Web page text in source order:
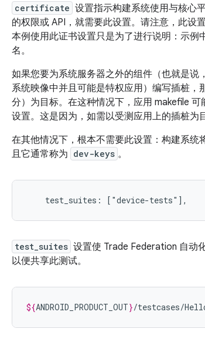
certificate 设置指示构建系统使用与核心
的权限或 API，就需要此设置。请注意，此设
本例使用此证书设置只是为了进行说明：示例
名。
如果您要为系统服务器之外的组件（也就是说
系统映像中并且可能是特权应用）编写插桩
分）为目标。在这种情况下，应用 makefile 可
设置。这是因为，如需以受测应用上的插桩为
在其他情况下，根本不需要此设置：构建系统
且它通常称为 dev-keys 。
test_suites 设置使 Trade Federation 自动
以便共享此测试。
${ANDROID_PRODUCT_OUT}